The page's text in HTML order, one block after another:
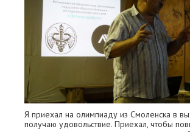
Я приехал на олимпиаду из Смоленска в
получаю удовольствие. Приехал, чтобы